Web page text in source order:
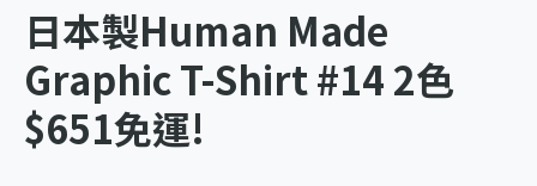
日本製Human Made
Graphic T-Shirt #14 2色
$651免運!